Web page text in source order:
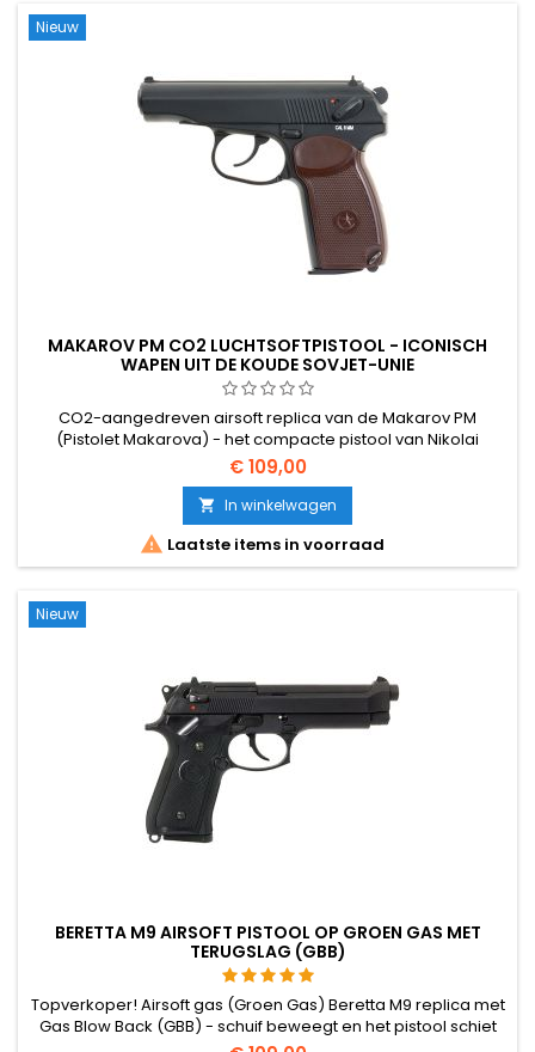
Nieuw
MAKAROV PM CO2 LUCHTSOFTPISTOOL - ICONISCH
WAPEN UIT DE KOUDE SOVJET-UNIE
CO2-aangedreven airsoft replica van de Makarov PM
(Pistolet Makarova) - het compacte pistool van Nikolai
Makarov dat vanaf 1951 dienst deed als standaard sidearm
van de Sovjet strijdkrachten, KGB en Warschaupact landen.
Volledig metalen schuif en polymeer frame, 13-rd CO2
magazijn, ~360 FPS / 1,2 J. 160 mm, 780 g.
€ 109,00
 In winkelwagen
 Laatste items in voorraad
Nieuw
BERETTA M9 AIRSOFT PISTOOL OP GROEN GAS MET
TERUGSLAG (GBB)
Topverkoper! Airsoft gas (Groen Gas) Beretta M9 replica met
Gas Blow Back (GBB) - schuif beweegt en het pistool schiet